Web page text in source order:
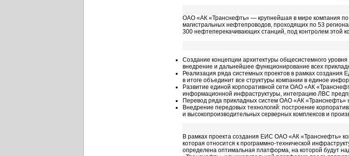
ОАО «АК «Транснефть» — крупнейшая в мире компания по
магистральных нефтепроводов, проходящих по 53
300 нефтеперекачивающих станций, под контролем этой
Создание концепции архитектуры общесистемного
внедрение и дальнейшее функционирование всех
Реализация ряда системных проектов в рамках
в итоге объединит все структуры компании в единое
Развитие единой корпоративной сети ОАО «АК
информационной инфраструктуры, интеграцию ЛВС
Перевод ряда прикладных систем ОАО «АК
Внедрение передовых технологий: построение
и высокопроизводительных серверных комплексов и
В рамках проекта создания ЕИС ОАО «АК «Транснефть»
которая относится к программно-технической
определена оптимальная платформа, на которой будут